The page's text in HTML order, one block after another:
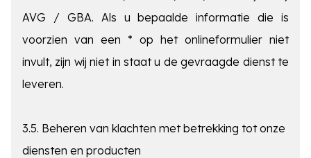
AVG / GBA. Als u bepaalde informatie die is
voorzien van een * op het onlineformulier niet
invult, zijn wij niet in staat u de gevraagde dienst te
leveren.
3.5. Beheren van klachten met betrekking tot onze
diensten en producten